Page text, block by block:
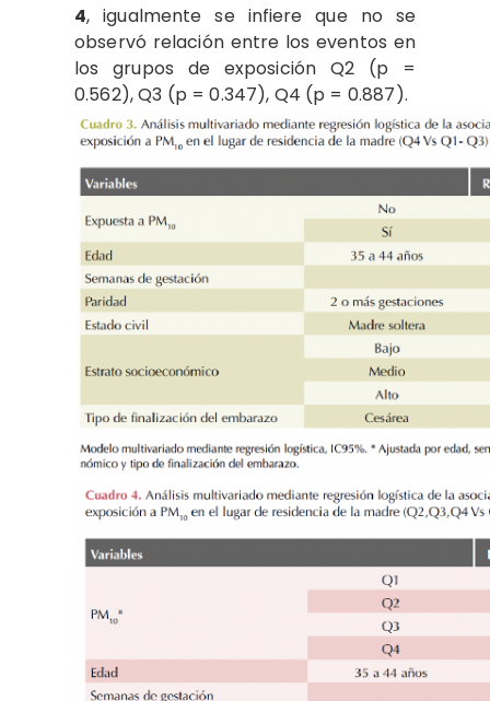
4, igualmente se infiere que no se
observó relación entre los eventos en
los grupos de exposición Q2 (p =
0.562), Q3 (p = 0.347), Q4 (p = 0.887).